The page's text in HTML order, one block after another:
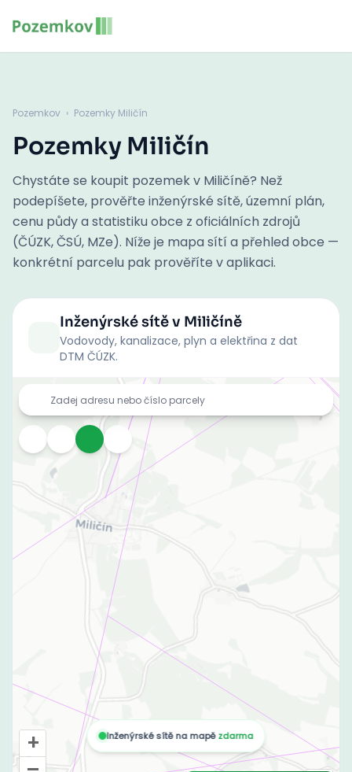
Pozemkov › Pozemky Miličín
Pozemky Miličín
Chystáte se koupit pozemek v Miličíně? Než
podepíšete, prověřte inženýrské sítě, územní plán,
cenu půdy a statistiku obce z oficiálních zdrojů
(ČÚZK, ČSÚ, MZe). Níže je mapa sítí a přehled obce —
konkrétní parcelu pak prověříte v aplikaci.
Inženýrské sítěv Miličíně
Vodovody, kanalizace, plyn a elektřina z dat
DTM ČÚZK.